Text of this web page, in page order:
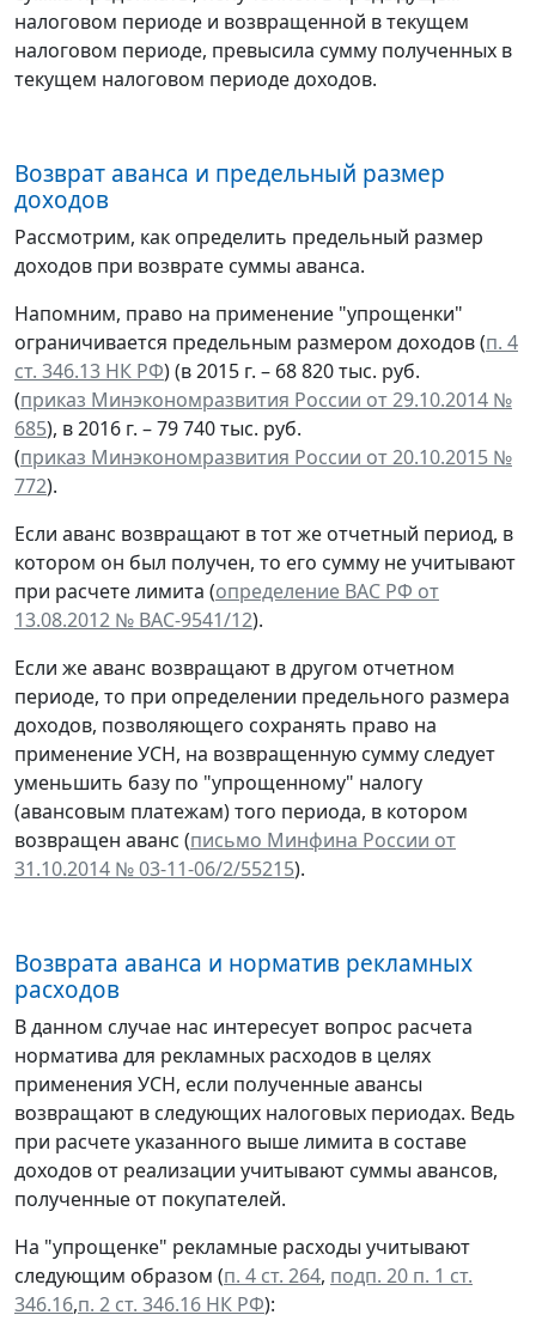
налоговом периоде и возвращенной в текущем
налоговом периоде, превысила сумму полученных в
текущем налоговом периоде доходов.
Возврат аванса и предельный размер
доходов
Рассмотрим, как определить предельный размер
доходов при возврате суммы аванса.
Напомним, право на применение "упрощенки"
ограничивается предельным размером доходов (п. 4
ст. 346.13 НК РФ) (в 2015 г. – 68 820 тыс. руб.
(приказ Минэкономразвития России от 29.10.2014 №
685), в 2016 г. – 79 740 тыс. руб.
(приказ Минэкономразвития России от 20.10.2015 №
772).
Если аванс возвращают в тот же отчетный период, в
котором он был получен, то его сумму не учитывают
при расчете лимита (определение ВАС РФ от
13.08.2012 № ВАС-9541/12).
Если же аванс возвращают в другом отчетном
периоде, то при определении предельного размера
доходов, позволяющего сохранять право на
применение УСН, на возвращенную сумму следует
уменьшить базу по "упрощенному" налогу
(авансовым платежам) того периода, в котором
возвращен аванс (письмо Минфина России от
31.10.2014 № 03-11-06/2/55215).
Возврата аванса и норматив рекламных
расходов
В данном случае нас интересует вопрос расчета
норматива для рекламных расходов в целях
применения УСН, если полученные авансы
возвращают в следующих налоговых периодах. Ведь
при расчете указанного выше лимита в составе
доходов от реализации учитывают суммы авансов,
полученные от покупателей.
На "упрощенке" рекламные расходы учитывают
следующим образом (п. 4 ст. 264, подп. 20 п. 1 ст.
346.16,п. 2 ст. 346.16 НК РФ):